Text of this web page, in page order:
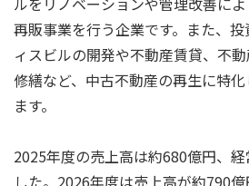
再販事業を行う企業です。また、
ィスビルの開発や不動産賃貸、不
修繕など、中古不動産の再生に特
ます。
2025年度の売上高は約680億円、